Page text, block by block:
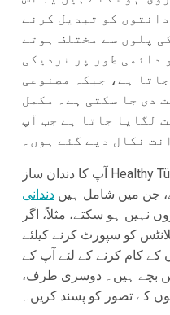
کو تبدیل کرنے
پلوں سے مختلف ہوتے
دائمی طور پر نزدیکی
ہے، جبکہ مصنوعی
دی جا سکتی ہے۔ مکمل
لگایا جاتا ہے جب آپ
نکال دیے گئے ہوں۔
آپ کا دندان ساز Healthy Türkiye پر آپ کو دستیاب متبادل
جن میں شامل ہیںدندانی
نہیں ہو سکتے، مثلاً، اگر
کو سپورٹ کرنے کیلئے
کے کام کرنے کے لئے آپ کے
بچے ہیں۔ دوسری طرف،
کے تصور کو پسند کریں۔